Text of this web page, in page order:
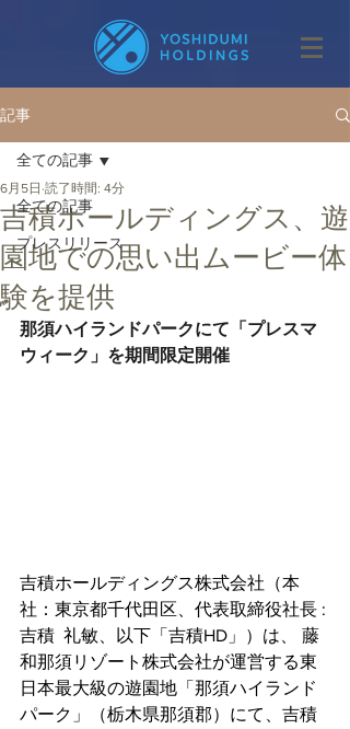
記事
全ての記事
プレスリリース
全ての記事
吉積ホールディングス、遊
園地での思い出ムービー体
験を提供
6月5日 読了時間: 4分
那須ハイランドパークにて「プレスマ
ウィーク」を期間限定開催
吉積ホールディングス株式会社（本
社：東京都千代田区、代表取締役社長 :
吉積  礼敏、以下「吉積HD」）は、 藤
和那須リゾート株式会社が運営する東
日本最大級の遊園地「那須ハイランド
パーク」（栃木県那須郡）にて、吉積